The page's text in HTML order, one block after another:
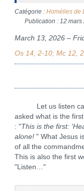
Catégorie : Homélies de
Publication : 12 mars
March 13, 2026 –
Os 14, 2-10; Mc 12,
Let us listen
asked what is the
: "This is the first:
alone! " What Jesus
of all the
This is also the first
"Listen…"